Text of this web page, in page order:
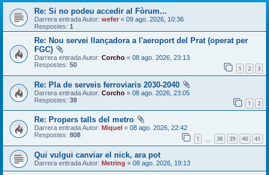
Re: Si no podeu accedir al Fòrum...
Darrera entrada Autor: wefer « 09 ago. 2026, 10:36
Respostes: 1
Re: Nou servei llançadora a l'aeroport del Prat (operat per
FGC)
Darrera entrada Autor: Corcho « 08 ago. 2026, 23:13
Respostes: 50 1 2 3
Re: Pla de serveis ferroviaris 2030-2040
Darrera entrada Autor: Corcho « 08 ago. 2026, 23:05
Respostes: 39 1 2
Re: Propers talls del metro
Darrera entrada Autor: Miquel « 08 ago. 2026, 22:42
Respostes: 808 1 38 39 40 41
Qui vulgui canviar el nick, ara pot
Darrera entrada Autor: Metring « 08 ago. 2026, 19:13